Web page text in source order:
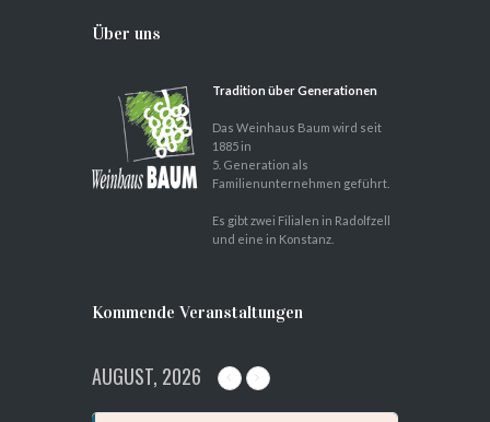
Über uns
Tradition über Generationen
Das Weinhaus Baum wird seit
1885 in
5. Generation als
Familienunternehmen geführt.
Es gibt zwei Filialen in Radolfzell
und eine in Konstanz.
Kommende Veranstaltungen
AUGUST, 2026